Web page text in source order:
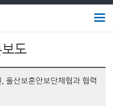
도
산보훈안보단체협과 협력